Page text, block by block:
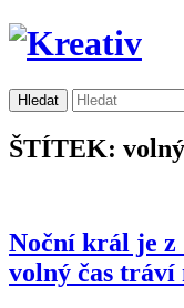
ŠTÍTEK:
Noční král je
volný čas tráví